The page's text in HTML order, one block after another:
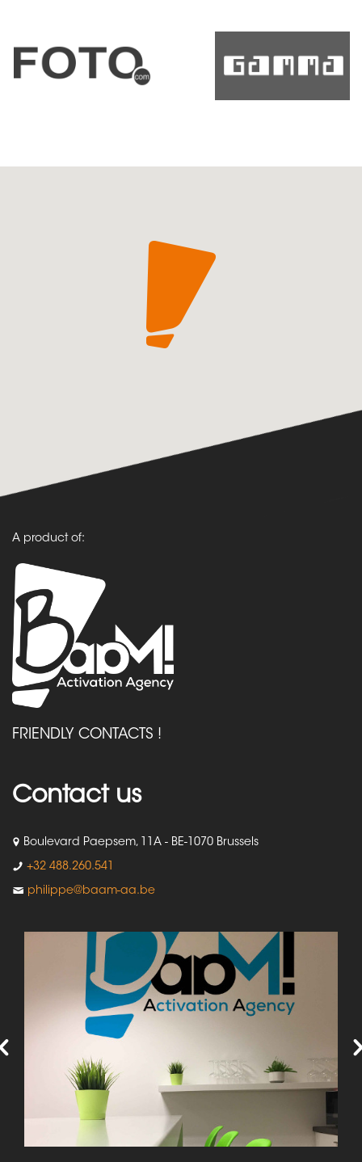
A product of:
FRIENDLY CONTACTS !
Contact us
Boulevard Paepsem, 11A - BE-1070 Brussels
+32 488.260.541
philippe@baam-aa.be